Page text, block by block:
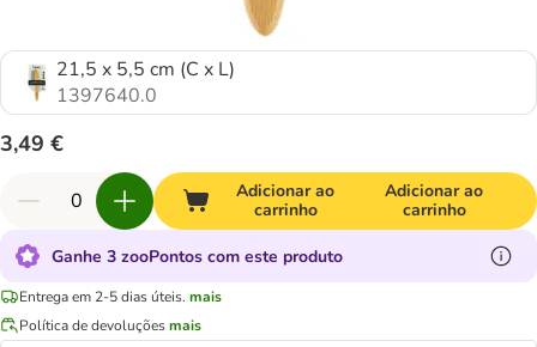
21,5 x 5,5 cm (C x L)
1397640.0
3,49 €
Adicionar ao
carrinho
Adicionar ao
carrinho
Ganhe 3 zooPontos com este produto
Entrega em 2-5 dias úteis. mais
Política de devoluçõesmais